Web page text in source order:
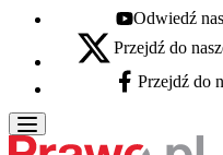
Youtube - otwiera
Odwiedź
X - otwiera się w nowej
Przejdź do
Facebook - otwiera
Przejdź do